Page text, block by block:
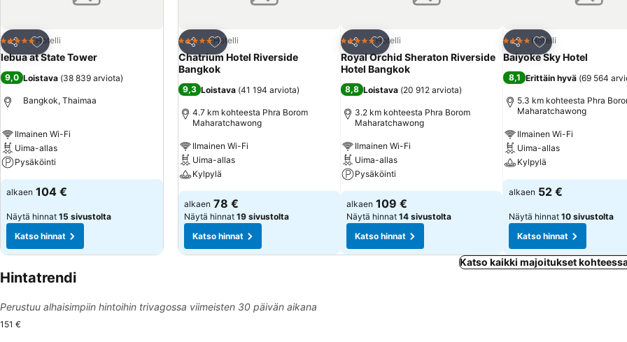
Jaa
Lisää suosikkeihin
5 Tähtiluokitus
Hotelli
lebua at State Tower
9,0 Loistava (38 839 arviota)
Bangkok, Thaimaa
Ilmainen Wi-Fi
Uima-allas
Pysäköinti
alkaen 104 €
Näytä hinnat 15 sivustolta
Katso hinnat
Jaa
Lisää suosikkeihin
5 Tähtiluokitus
Hotelli
Chatrium Hotel Riverside
Bangkok
9,3 Loistava (41 194 arviota)
4.7 km kohteesta Phra Borom
Maharatchawong
Ilmainen Wi-Fi
Uima-allas
Kylpylä
alkaen 78 €
Näytä hinnat 19 sivustolta
Katso hinnat
Jaa
Lisää suosikkeihin
5 Tähtiluokitus
Hotelli
Royal Orchid Sheraton Riverside
Hotel Bangkok
8,8 Loistava (20 912 arviota)
3.2 km kohteesta Phra Borom
Maharatchawong
Ilmainen Wi-Fi
Uima-allas
Pysäköinti
alkaen 109 €
Näytä hinnat 14 sivustolta
Katso hinnat
Jaa
Lisää suosikkeihin
4 Tähtiluokitus
Hotelli
Baiyoke Sky Hotel
8,1 Erittäin hyvä (69 564
5.3 km kohteesta Phra
Maharatchawong
Ilmainen Wi-Fi
Uima-allas
Kylpylä
alkaen 52 €
Näytä hinnat 10 sivustolta
Katso hinnat
Katso kaikki majoitukset
Hintatrendi
Perustuu alhaisimpiin hintoihin trivagossa viimeisten 30 päivän aikana
151 €